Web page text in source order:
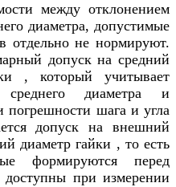
между отклонением
диаметра, допустимые
отдельно не нормируют.
допуск на средний
, который учитывает
среднего диаметра и
погрешности шага и угла
допуск на внешний
диаметр гайки , то есть
формируются перед
доступны при измерении